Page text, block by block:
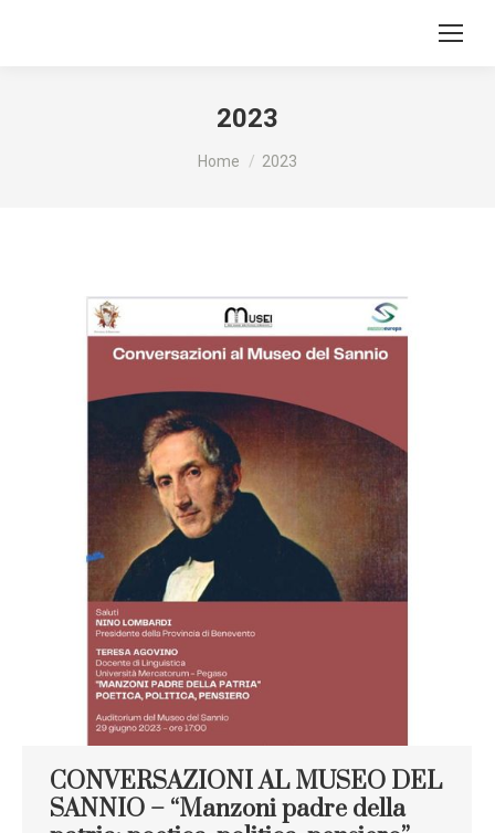
2023
Tu sei qui:
Home 2023
CONVERSAZIONI AL MUSEO DEL
SANNIO – “Manzoni padre della